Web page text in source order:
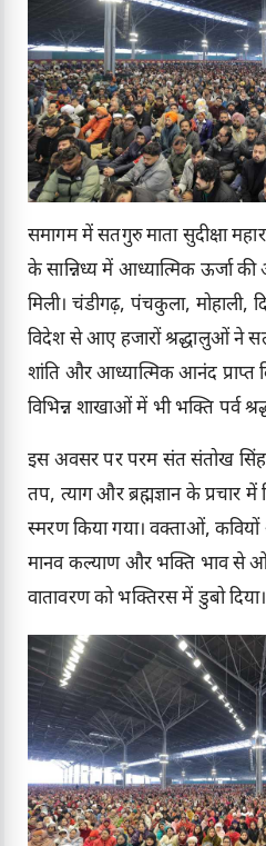
समागम में सतगुरु माता सुदीक्षा
के सान्निध्य में आध्यात्मिक ऊर्जा
मिली। चंडीगढ़, पंचकुला, मोहाली,
विदेश से आए हजारों श्रद्धालुओं ने
शांति और आध्यात्मिक आनंद प्राप्त
विभिन्न शाखाओं में भी भक्ति पर्व
इस अवसर पर परम संत संतोख
तप, त्याग और ब्रह्मज्ञान के प्रचार
स्मरण किया गया। वक्ताओं, कवियों
मानव कल्याण और भक्ति भाव से
वातावरण को भक्तिरस में डुबो दिया।